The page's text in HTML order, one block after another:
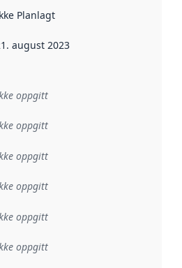
: Planlagt
sier når dataene i dette
august 2023
oppgitt
oppgitt
oppgitt
oppgitt
oppgitt
oppgitt